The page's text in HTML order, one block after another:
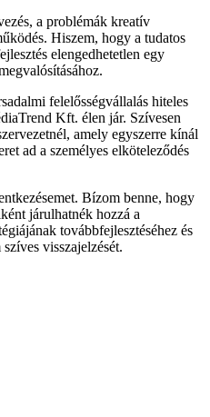
a problémák kreatív
Hiszem, hogy a tudatos
elengedhetetlen egy
felelősségvállalás hiteles
Kft. élen jár. Szívesen
amely egyszerre kínál
ad a személyes elköteleződés
Bízom benne, hogy
járulhatnék hozzá a
továbbfejlesztéséhez és
visszajelzését.